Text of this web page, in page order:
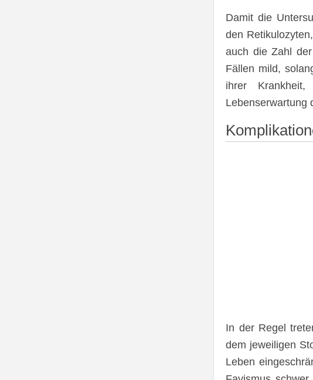
Damit die
den
auch die Zahl
Fällen mild,
ihrer
Lebenserwartung
In der Regel
dem jeweiligen
Leben